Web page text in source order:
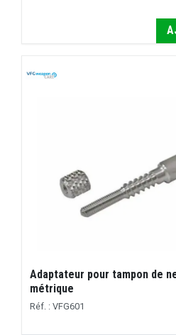
Adaptateur pour tampon de
métrique
Réf. : VFG601